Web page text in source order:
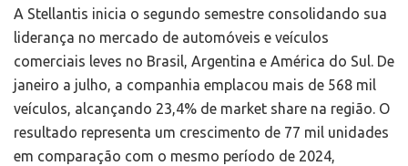
A Stellantis inicia o segundo semestre consolidando sua
liderança no mercado de automóveis e veículos
comerciais leves no Brasil, Argentina e América do Sul. De
janeiro a julho, a companhia emplacou mais de 568 mil
veículos, alcançando 23,4% de market share na região. O
resultado representa um crescimento de 77 mil unidades
em comparação com o mesmo período de 2024,